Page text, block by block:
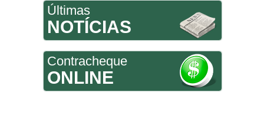
Últimas
NOTÍCIAS
Contracheque
ONLINE